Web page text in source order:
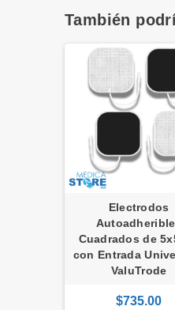
También
Electrodos
Cuadrados de
con Entrada
ValuTrode
$735.00